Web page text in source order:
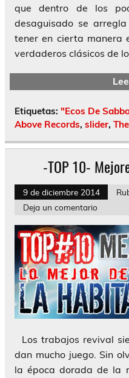
que dentro de los
desaguisado se
tener en cierta manera
verdaderos clásicos de
Etiquetas: "Ecos De
Above Records, slider,
-TOP 10-
9 de diciembre 2014
Deja un comentario
Los trabajos revival
dan mucho juego. Sin
la época dorada de la